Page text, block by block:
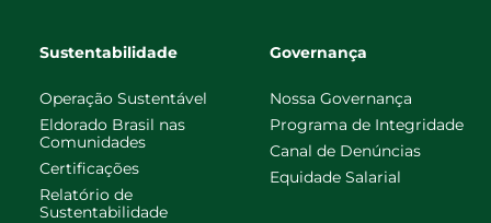
Sustentabilidade
Operação Sustentável
Eldorado Brasil nas
Comunidades
Certificações
Relatório de
Sustentabilidade
Governança
Nossa Governança
Programa de Integridade
Canal de Denúncias
Equidade Salarial